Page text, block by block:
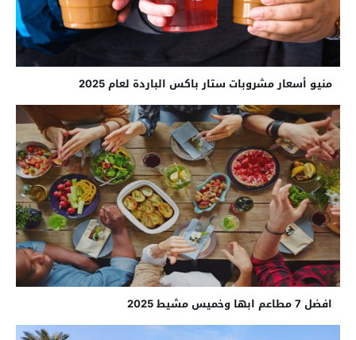
منيو أسعار مشروبات ستار باكس الباردة لعام 2025
افضل 7 مطاعم ابها وخميس مشيط 2025